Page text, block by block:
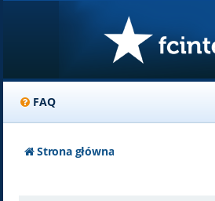
FAQ
Strona główna